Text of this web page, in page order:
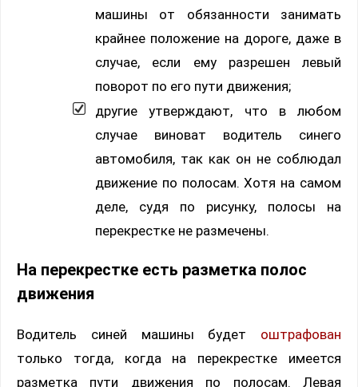
машины от обязанности занимать
крайнее положение на дороге, даже в
случае, если ему разрешен левый
поворот по его пути движения;
другие утверждают, что в любом
случае виноват водитель синего
автомобиля, так как он не соблюдал
движение по полосам. Хотя на самом
деле, судя по рисунку, полосы на
перекрестке не размечены.
На перекрестке есть разметка полос
движения
Водитель синей машины будет оштрафован
только тогда, когда на перекрестке имеется
разметка пути движения по полосам. Левая